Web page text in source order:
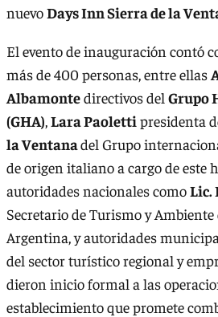
nuevoDays Inn Sierra de la
El evento de inauguración contó
más de 400 personas, entre ellas
Albamontedirectivos del Grupo
(GHA),Lara Paoletti presidenta
la Ventanadel Grupo
de origen italiano a cargo de este
autoridades nacionales comoLic.
Secretario de Turismo y Ambiente
Argentina, y autoridades
del sector turístico regional y
dieron inicio formal a las
establecimiento que promete